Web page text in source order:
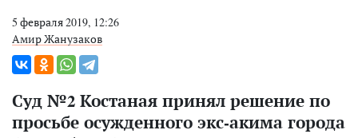
5 февраля 2019, 12:26
Амир Жанузаков
Суд №2 Костаная принял решение по
просьбе осужденного экс-акима города